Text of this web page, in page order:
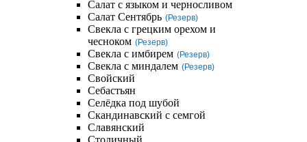
Салат с языком и черносливом
Салат Сентябрь (Резерв)
Свекла с грецким орехом и
чесноком (Резерв)
Свекла с имбирем (Резерв)
Свекла с миндалем (Резерв)
Свойский
Себастьян
Селёдка под шубой
Скандинавский с семгой
Славянский
Столичный